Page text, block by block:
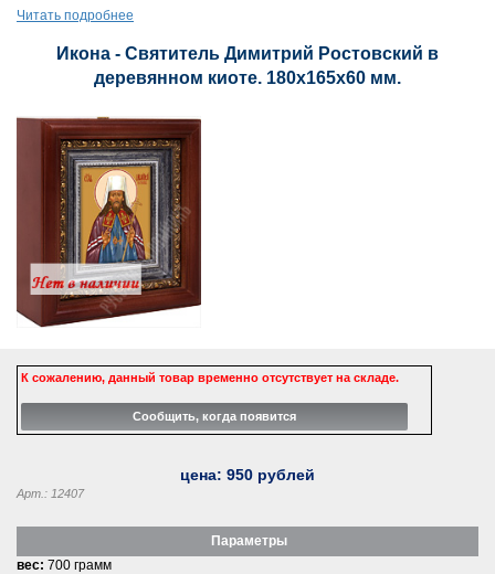
Читать подробнее
Икона - Святитель Димитрий Ростовский в
деревянном киоте. 180х165х60 мм.
К сожалению, данный товар временно отсутствует на складе.
цена: 950 рублей
Арт.: 12407
Параметры
вес: 700 грамм